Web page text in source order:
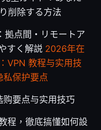
削除する方法
拠点間・リモートア
すく解説 2026年在
VPN 教程与实用技
私保护要点
要点与实用技巧
程，徹底搞懂如何設